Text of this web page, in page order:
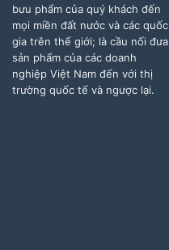
bưu phẩm của quý khách đến
mọi miền đất nước và các quốc
gia trên thế giới; là cầu nối đưa
sản phẩm của các doanh
nghiệp Việt Nam đến với thị
trường quốc tế và ngược lại.